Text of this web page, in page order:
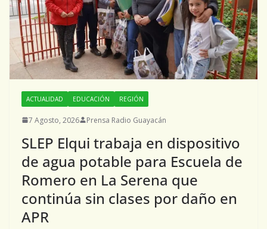
ACTUALIDAD EDUCACIÓN REGIÓN
7 Agosto, 2026 Prensa Radio Guayacán
SLEP Elqui trabaja en dispositivo
de agua potable para Escuela de
Romero en La Serena que
continúa sin clases por daño en
APR